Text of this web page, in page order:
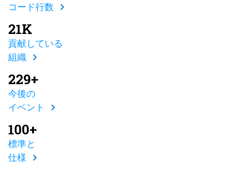
コード行数
21K
貢献している
組織
229+
今後の
イベント
100+
標準と
仕様